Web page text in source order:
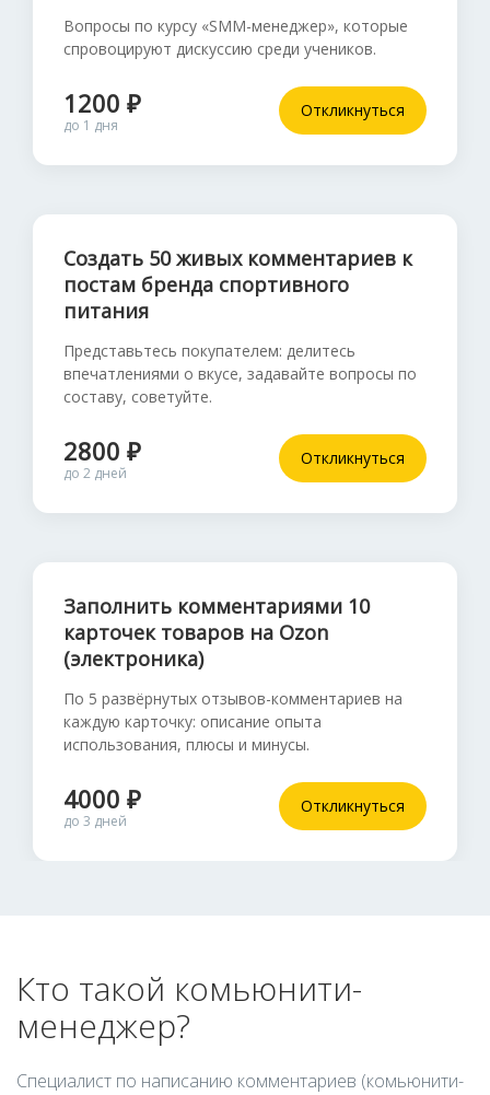
Вопросы по курсу «SMM-менеджер», которые
спровоцируют дискуссию среди учеников.
1200 ₽
до 1 дня
Откликнуться
Создать 50 живых комментариев к
постам бренда спортивного
питания
Представьтесь покупателем: делитесь
впечатлениями о вкусе, задавайте вопросы по
составу, советуйте.
2800 ₽
до 2 дней
Откликнуться
Заполнить комментариями 10
карточек товаров на Ozon
(электроника)
По 5 развёрнутых отзывов-комментариев на
каждую карточку: описание опыта
использования, плюсы и минусы.
4000 ₽
до 3 дней
Откликнуться
Кто такой комьюнити-
менеджер?
Специалист по написанию комментариев (комьюнити-